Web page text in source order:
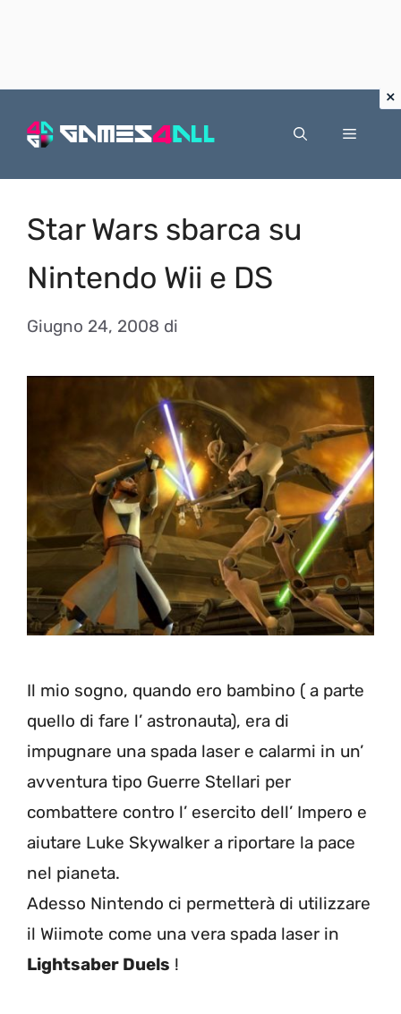
Menu
Star Wars sbarca su
Nintendo Wii e DS
Giugno 24, 2008 di
Il mio sogno, quando ero bambino ( a parte
quello di fare l’ astronauta), era di
impugnare una spada laser e calarmi in un’
avventura tipo Guerre Stellari per
combattere contro l’ esercito dell’ Impero e
aiutare Luke Skywalker a riportare la pace
nel pianeta.
Adesso Nintendo ci permetterà di utilizzare
il Wiimote come una vera spada laser in
Lightsaber Duels !